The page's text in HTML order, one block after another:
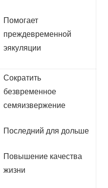
Помогает
преждевременной
эякуляции
Сократить
безвременное
семяизвержение
Последний для дольше
Повышение качества
жизни